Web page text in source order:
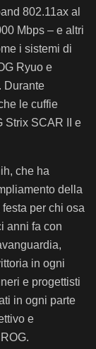
802.11ax al
Mbps – e altri
i sistemi di
Ryuo e
Durante
le cuffie
Strix SCAR II e
che ha
della
festa per chi osa
anni fa con
in ogni
e progettisti
in ogni parte
e